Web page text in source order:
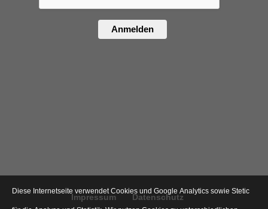
Anmelden
Impressum Datenschutz
Diese Internetseite verwendet Cookies und Google Analytics sowie Stetic